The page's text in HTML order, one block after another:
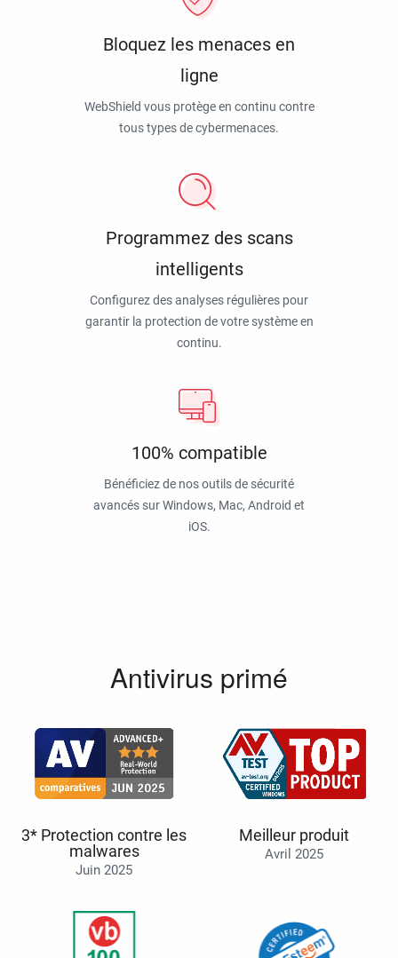
Bloquez les menaces en
ligne
WebShield vous protège en continu contre
tous types de cybermenaces.
Programmez des scans
intelligents
Configurez des analyses régulières pour
garantir la protection de votre système en
continu.
100% compatible
Bénéficiez de nos outils de sécurité
avancés sur Windows, Mac, Android et
iOS.
Antivirus primé
3* Protection contre les
malwares
Juin 2025
Meilleur produit
Avril 2025